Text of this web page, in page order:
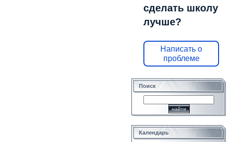
сделать школу
лучше?
Написать о
проблеме
Поиск
Календарь